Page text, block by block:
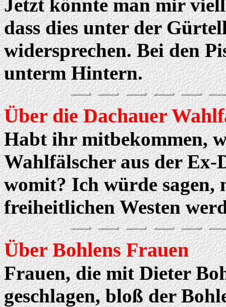
Jetzt könnte man mir
dass dies unter der
widersprechen. Bei den
unterm Hintern.
Über die Dachauer
Habt ihr mitbekommen,
Wahlfälscher aus der
womit? Ich würde sagen,
freiheitlichen Westen
Über Bohlens Frauen
Frauen, die mit Dieter
geschlagen, bloß der